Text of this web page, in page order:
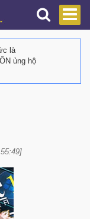
là
ủng hộ